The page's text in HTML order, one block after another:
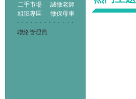
二手市場
誠徵老師
組班專區
徵保母車
聯絡管理員